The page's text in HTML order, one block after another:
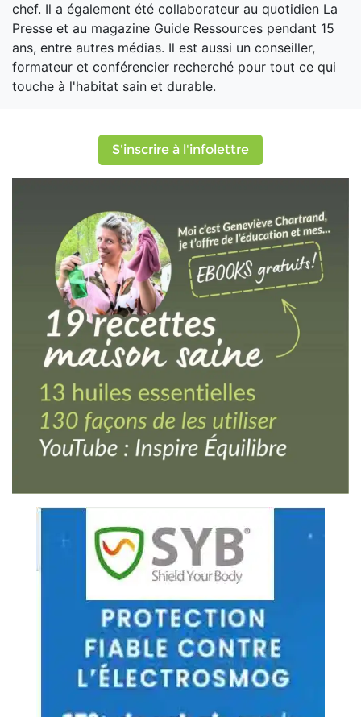
chef. Il a également été collaborateur au quotidien La
Presse et au magazine Guide Ressources pendant 15
ans, entre autres médias. Il est aussi un conseiller,
formateur et conférencier recherché pour tout ce qui
touche à l'habitat sain et durable.
S'inscrire à l'infolettre